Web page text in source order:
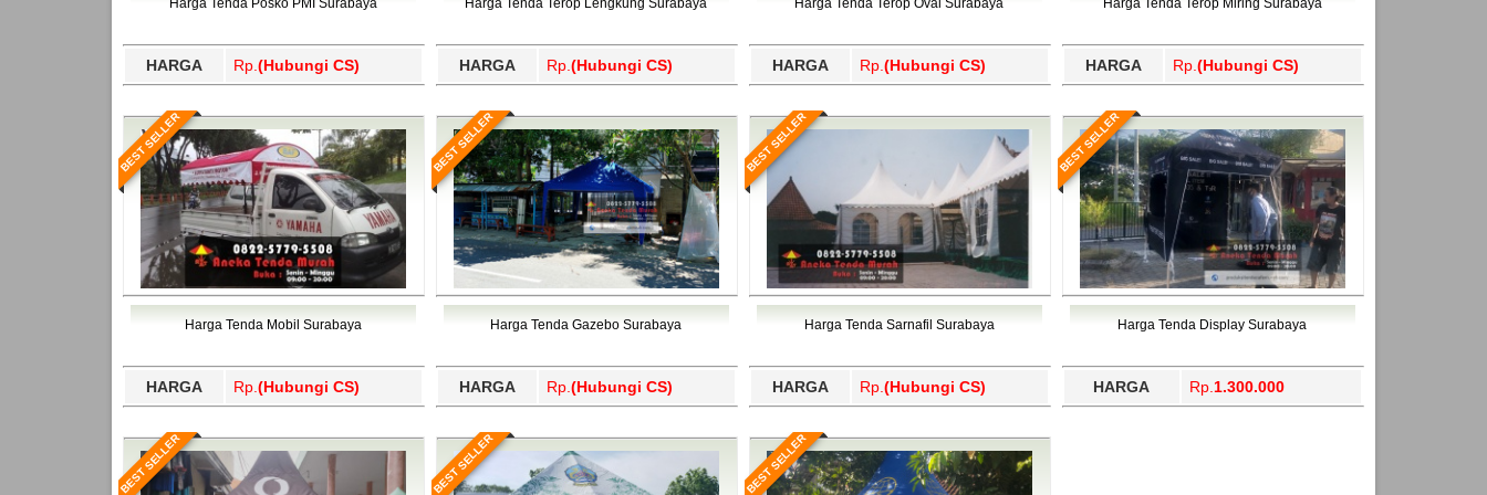
HARGA Rp. (Hubungi CS) HARGA Rp. (Hubungi CS) HARGA Rp. (Hubungi CS) HARGA Rp. (Hubungi CS)
BEST SELLER
Harga Tenda Mobil Surabaya
HARGA Rp. (Hubungi CS)
BEST SELLER
Harga Tenda Gazebo Surabaya
HARGA Rp. (Hubungi CS)
BEST SELLER
Harga Tenda Sarnafil Surabaya
HARGA Rp. (Hubungi CS)
BEST SELLER
Harga Tenda Display Surabaya
HARGA Rp. 1.300.000
BEST SELLER BEST SELLER BEST SELLER